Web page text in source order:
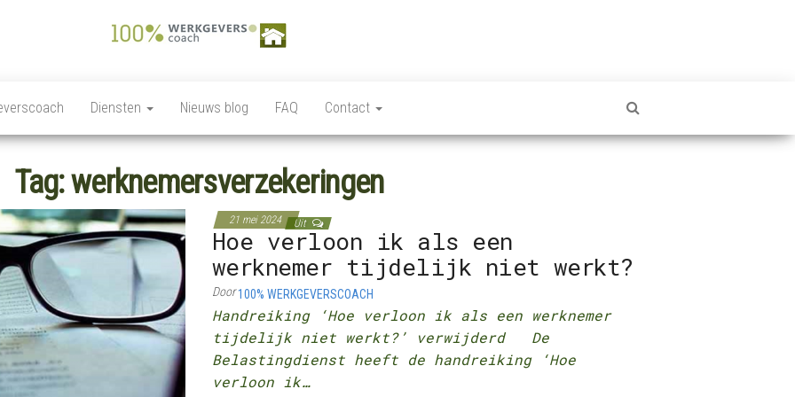
Werkgeverscoach,
Payroll –
Verzekeringen –
Regelgeving –
Coaching
Ziekteverzuim wet en
regelgeving,
Personeelsverzekeringen,
loonkostensubsidies,
Payrolling, Juridische
zaken, Opleiding,
ontwikkeling en
coaching, HR Scan,
Diensten Nieuws blog FAQ Contact
Tag:werknemersverzekeringen
21 mei 2024 Uit
Hoe verloon ik als een
werknemer tijdelijk niet werkt?
Door100% WERKGEVERSCOACH
Handreiking ‘Hoe verloon ik als een werknemer
tijdelijk niet werkt?’ verwijderd De
Belastingdienst heeft de handreiking ‘Hoe
verloon ik…